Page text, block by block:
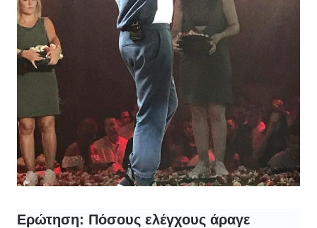
Ερώτηση: Πόσους ελέγχους άραγε